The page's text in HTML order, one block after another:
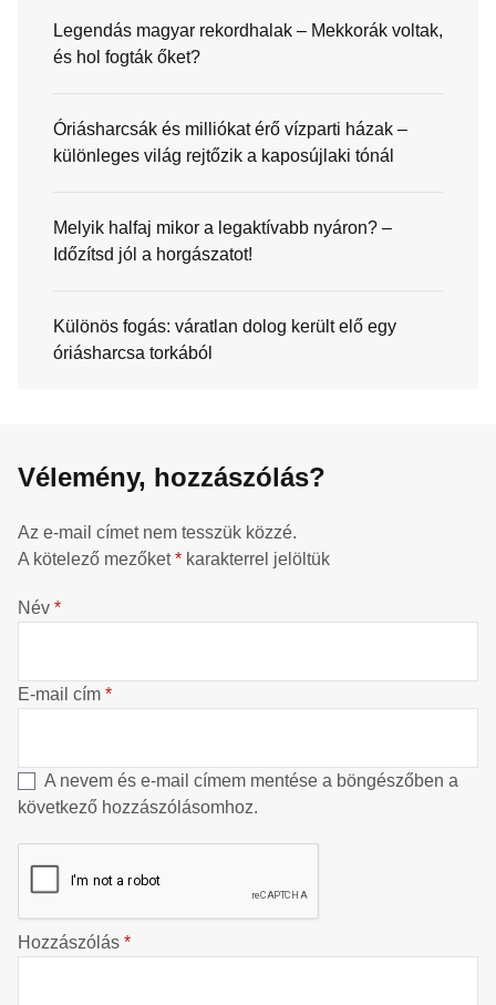
Legendás magyar rekordhalak – Mekkorák voltak,
és hol fogták őket?
Óriásharcsák és milliókat érő vízparti házak –
különleges világ rejtőzik a kaposújlaki tónál
Melyik halfaj mikor a legaktívabb nyáron? –
Időzítsd jól a horgászatot!
Különös fogás: váratlan dolog került elő egy
óriásharcsa torkából
Vélemény, hozzászólás?
Az e-mail címet nem tesszük közzé.
A kötelező mezőket* karakterrel jelöltük
Név *
E-mail cím *
A nevem és e-mail címem mentése a böngészőben a
következő hozzászólásomhoz.
Hozzászólás *